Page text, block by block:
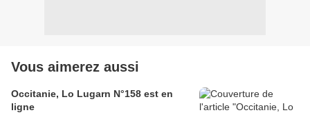
Vous aimerez aussi
Occitanie, Lo Lugarn N°158 est en
ligne